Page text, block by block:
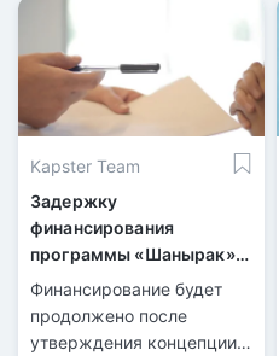
Kapster Team
Задержку
финансирования
программы «Шанырак»
признали в Отбасы банке
Финансирование будет
продолжено после
утверждения концепции